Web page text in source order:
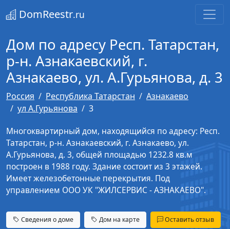
DomReestr.ru
Дом по адресу Респ. Татарстан,
р-н. Азнакаевский, г.
Азнакаево, ул. А.Гурьянова, д. 3
Россия Республика Татарстан
Азнакаево
ул А.Гурьянова
3
Многоквартирный дом, находящийся по адресу: Респ.
Татарстан, р-н. Азнакаевский, г. Азнакаево, ул.
А.Гурьянова, д. 3, общей площадью 1232.8 кв.м
построен в 1988 году. Здание состоит из 3 этажей.
Имеет железобетонные перекрытия. Под
управлением ООО УК "ЖИЛСЕРВИС - АЗНАКАЕВО".
Сведения о доме Дом на карте Оставить отзыв